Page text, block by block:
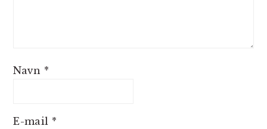
Navn *
E-mail *